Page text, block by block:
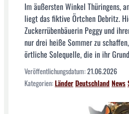
Im äußersten Winkel Thüringens,
liegt das fiktive Örtchen Debritz.
Zuckerrübenbäuerin Peggy und
nur drei heiße Sommer zu
örtliche Solequelle, die in ihr
Veröffentlichungsdatum:21.06.2026
Kategorien:LänderDeutschlandNews